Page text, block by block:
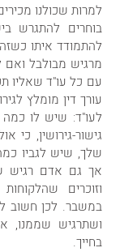
למרות שכולנו
בוחרים להתגרש
להתמודד איתו
מרגיש מבולבל
עם כל עו"ד שאליו
עורך דין מומלץ
לעו"ד: שיש לו כמה
גישור-גירושין, כי
שלך, שיש לגביו
אך גם אדם רגיש
וזוכרים
במשבר. לכן חשוב
ושתרגיש שממנו,
בחייך.